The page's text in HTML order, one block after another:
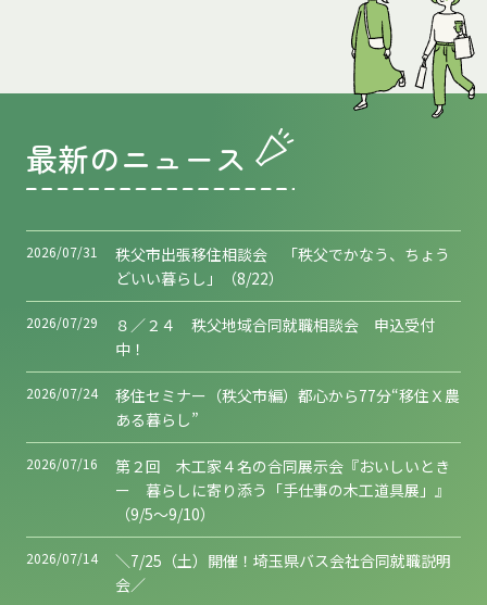
最新のニュース
2026/07/31
秩父市出張移住相談会 「秩父でかなう、ちょう
どいい暮らし」（8/22）
2026/07/29
８／２４ 秩父地域合同就職相談会 申込受付
中！
2026/07/24
移住セミナー（秩父市編）都心から77分“移住Ｘ農
ある暮らし”
2026/07/16
第２回 木工家４名の合同展示会『おいしいとき
ー 暮らしに寄り添う「手仕事の木工道具展」』
（9/5～9/10）
2026/07/14
＼7/25（土）開催！埼玉県バス会社合同就職説明
会／